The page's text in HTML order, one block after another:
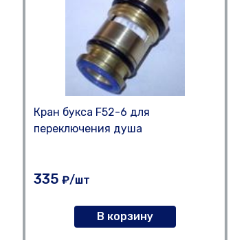
Кран букса F52-6 для
переключения душа
335 ₽/шт
В корзину